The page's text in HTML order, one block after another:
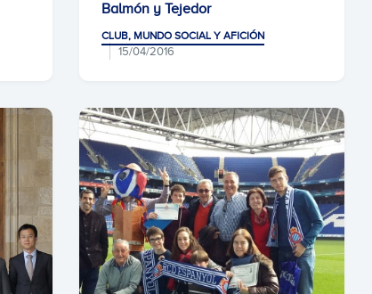
Balmón y Tejedor
CLUB, MUNDO SOCIAL Y AFICIÓN
15/04/2016